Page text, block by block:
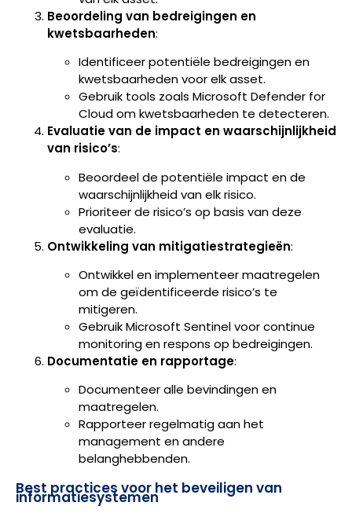
Beoordeling van bedreigingen en
kwetsbaarheden:
Identificeer potentiële bedreigingen en
kwetsbaarheden voor elk asset.
Gebruik tools zoals Microsoft Defender for
Cloud om kwetsbaarheden te detecteren.
Evaluatie van de impact en waarschijnlijkheid
van risico’s:
Beoordeel de potentiële impact en de
waarschijnlijkheid van elk risico.
Prioriteer de risico’s op basis van deze
evaluatie.
Ontwikkeling van mitigatiestrategieën:
Ontwikkel en implementeer maatregelen
om de geïdentificeerde risico’s te
mitigeren.
Gebruik Microsoft Sentinel voor continue
monitoring en respons op bedreigingen.
Documentatie en rapportage:
Documenteer alle bevindingen en
maatregelen.
Rapporteer regelmatig aan het
management en andere
belanghebbenden.
Best practices voor het beveiligen van
informatiesystemen